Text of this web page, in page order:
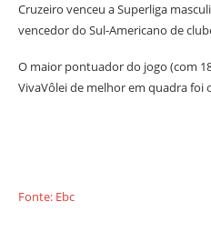
Cruzeiro venceu a Superliga
vencedor do Sul-Americano de
O maior pontuador do jogo (com
VivaVôlei de melhor em quadra foi
Fonte: Ebc